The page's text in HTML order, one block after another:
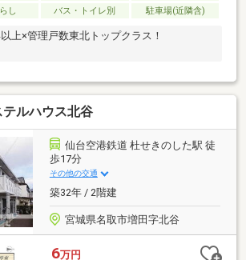
し
バス・トイレ別 駐車場(近隣含)
上×管理戸数東北トップクラス！
テルハウス北谷
仙台空港鉄道 杜せきのした駅 徒
歩17分
その他の交通
築32年 / 2階建
宮城県名取市増田字北谷
6万円